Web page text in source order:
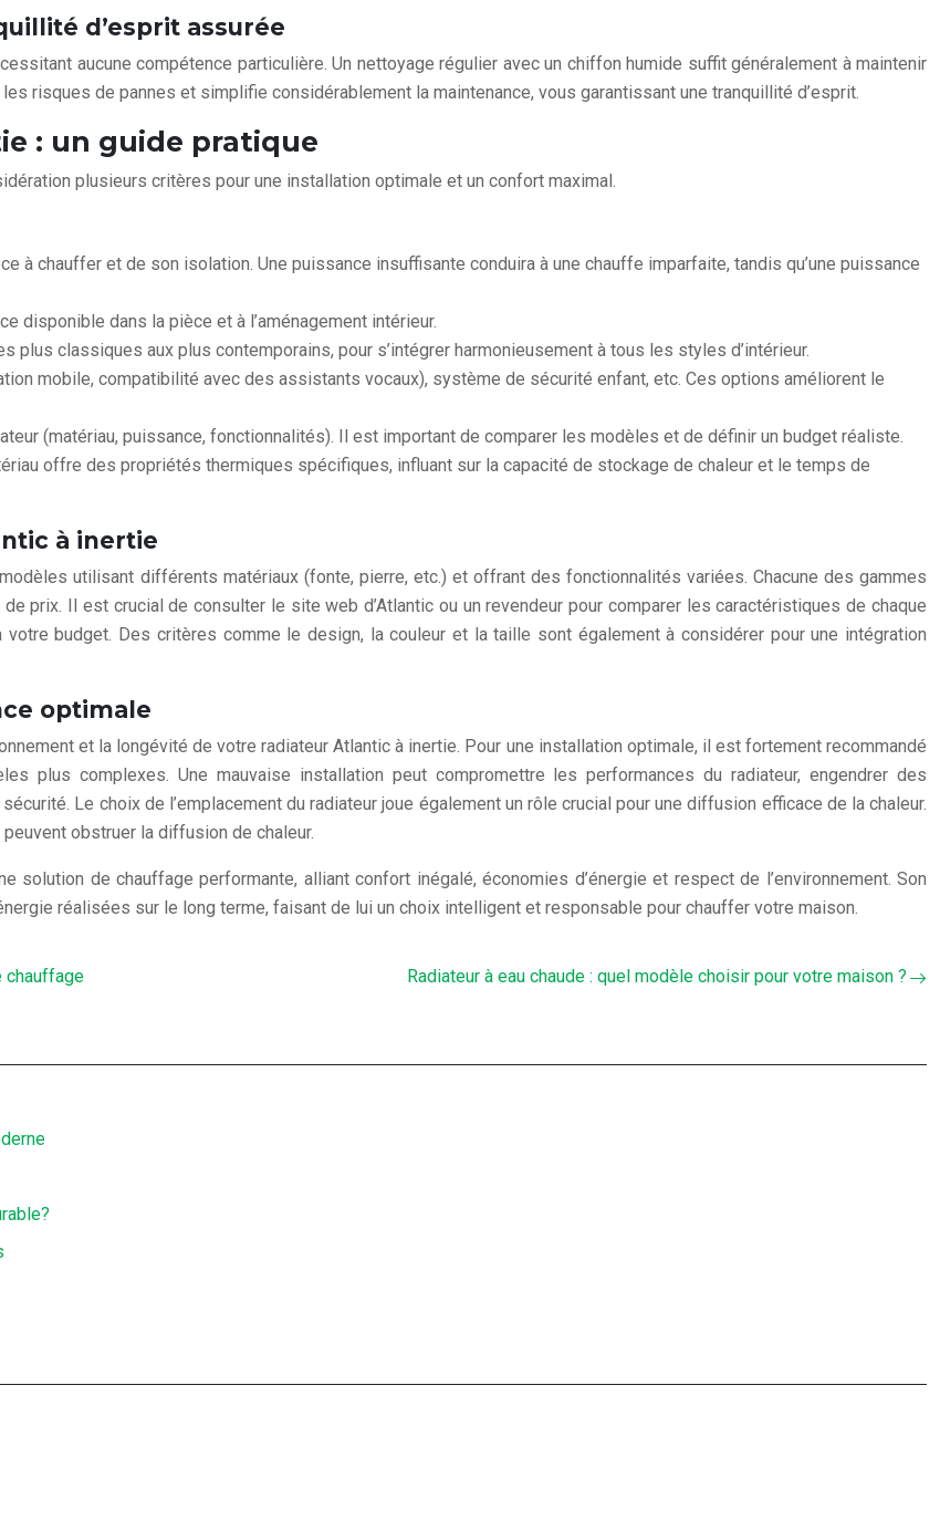
d’esprit assurée
aucune compétence particulière. Un nettoyage régulier avec un chiffon humide suffit généralement à maintenir
risques de pannes et simplifie considérablement la maintenance, vous garantissant une tranquillité d’esprit.
: un guide pratique
plusieurs critères pour une installation optimale et un confort maximal.
à chauffer et de son isolation. Une puissance insuffisante conduira à une chauffe imparfaite, tandis qu’une puissance
disponible dans la pièce et à l’aménagement intérieur.
plus classiques aux plus contemporains, pour s’intégrer harmonieusement à tous les styles d’intérieur.
mobile, compatibilité avec des assistants vocaux), système de sécurité enfant, etc. Ces options améliorent le
(matériau, puissance, fonctionnalités). Il est important de comparer les modèles et de définir un budget réaliste.
offre des propriétés thermiques spécifiques, influant sur la capacité de stockage de chaleur et le temps de
à inertie
utilisant différents matériaux (fonte, pierre, etc.) et offrant des fonctionnalités variées. Chacune des gammes
prix. Il est crucial de consulter le site web d’Atlantic ou un revendeur pour comparer les caractéristiques de chaque
budget. Des critères comme le design, la couleur et la taille sont également à considérer pour une intégration
optimale
et la longévité de votre radiateur Atlantic à inertie. Pour une installation optimale, il est fortement recommandé
plus complexes. Une mauvaise installation peut compromettre les performances du radiateur, engendrer des
Le choix de l’emplacement du radiateur joue également un rôle crucial pour une diffusion efficace de la chaleur.
obstruer la diffusion de chaleur.
solution de chauffage performante, alliant confort inégalé, économies d’énergie et respect de l’environnement. Son
réalisées sur le long terme, faisant de lui un choix intelligent et responsable pour chauffer votre maison.
chauffage Radiateur à eau chaude : quel modèle choisir pour votre maison ?